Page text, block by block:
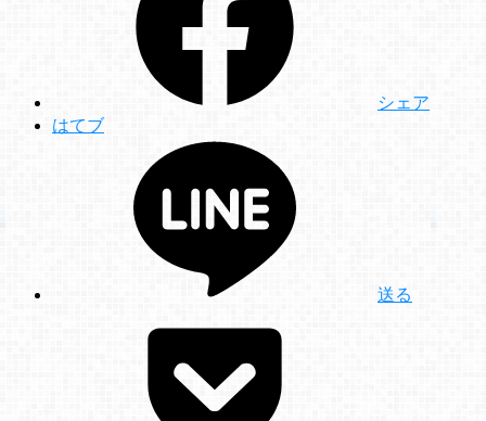
シェア
はてブ
送る